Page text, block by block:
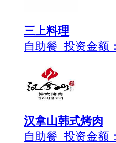
三上料理
自助餐 投资金额：
汉拿山韩式烤肉
自助餐 投资金额：